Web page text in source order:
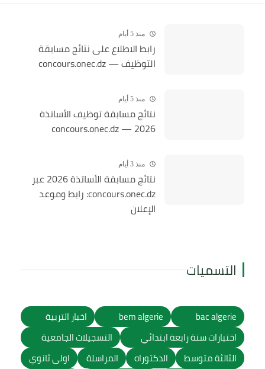
منذ 5 أيام
رابط الاطلاع على نتائج مسابقة
التوظيف — concours.onec.dz
منذ 5 أيام
نتائج مسابقة توظيف الأساتذة
2026 — concours.onec.dz
منذ 3 أيام
نتائج مسابقة الأساتذة 2026 عبر
concours.onec.dz: رابط وموعد
الإعلان
التسميات
bac algerie
bem algerie
اخبار التربية
اختبارات سنة رابعة ابتدائي
التسجيلات الجامعية
الثالثة متوسط
الدكتوراه المراسلة
اولى ثانوي